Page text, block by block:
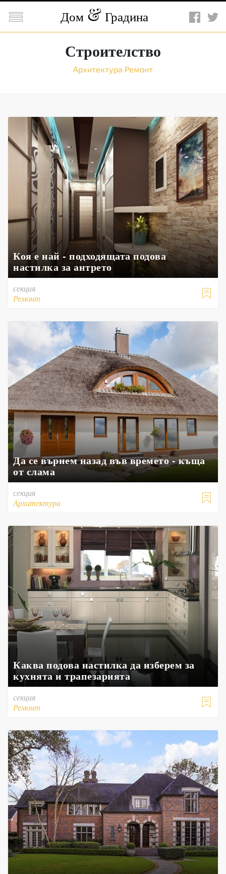
 Дом Градина
Строителство
Архитектура Ремонт
Коя е най - подходящата подова
настилка за антрето

секция
Ремонт
Да се върнем назад във времето - къща
от слама

секция
Архитектура
Каква подова настилка да изберем за
кухнята и трапезарията

секция
Ремонт